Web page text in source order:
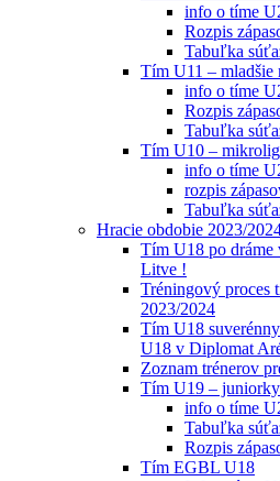
info o tíme
Rozpis
Tabuľka
Tím U11 – mladšie
info o tíme
Rozpis
Tabuľka
Tím U10 –
info o tíme
rozpis
Tabuľka
Hracie obdobie 2023/
Tím U18 po
Litve !
Tréningový proces
2023/2024
Tím U18
U18 v Diplomat
Zoznam trénerov
Tím U19 –
info o tíme
Tabuľka
Rozpis
Tím EGBL U18